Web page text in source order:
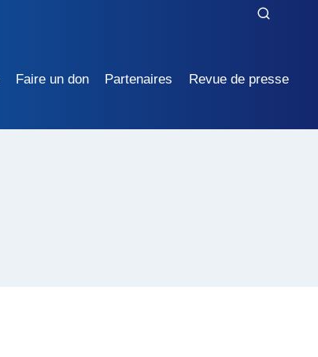
Faire un don Partenaires Revue de presse